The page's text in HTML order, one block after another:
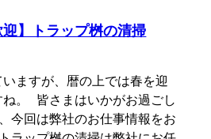
迎】トラップ桝の清掃
ますが、暦の上では春を迎
ね。 皆さまはいかがお過ごし
今回は弊社のお仕事情報をお